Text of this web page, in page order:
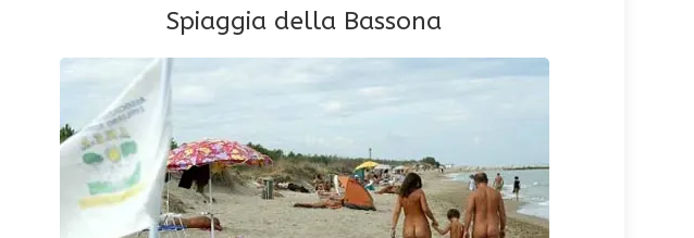
Spiaggia della Bassona